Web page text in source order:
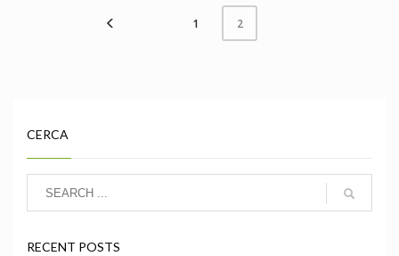
1 2
CERCA
RECENT POSTS